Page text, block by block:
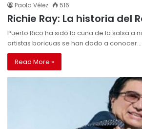
Paola Vélez 516
Richie Ray: La historia del
Puerto Rico ha sido la cuna de la salsa a
artistas boricuas se han dado a conocer…
Read More »